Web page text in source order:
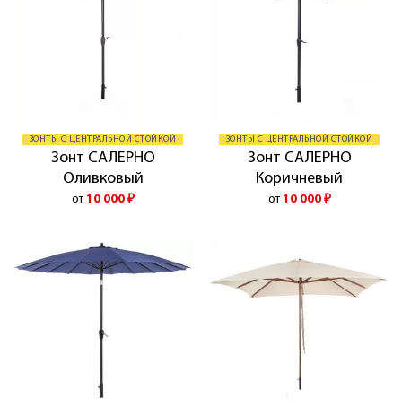
ЗОНТЫ С ЦЕНТРАЛЬНОЙ СТОЙКОЙ
Зонт САЛЕРНО
Оливковый
от 10 000 ₽
ЗОНТЫ С ЦЕНТРАЛЬНОЙ СТОЙКОЙ
Зонт САЛЕРНО
Коричневый
от 10 000 ₽